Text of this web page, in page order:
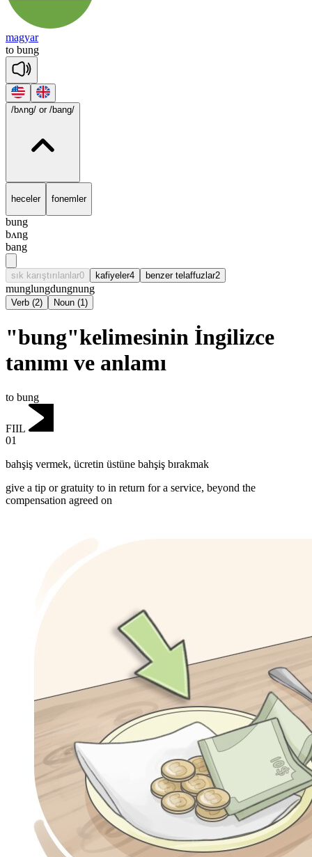
magyar
to bung
/bʌng/ or /bang/
heceler fonemler
bung
bʌng
bang
sık karıştırılanlar0 kafiyeler4 benzer telaffuzlar2
munglungdungnung
Verb (2) Noun (1)
"bung"kelimesinin İngilizce
tanımı ve anlamı
to bung
FIIL
01
bahşiş vermek, ücretin üstüne bahşiş bırakmak
give a tip or gratuity to in return for a service, beyond the
compensation agreed on